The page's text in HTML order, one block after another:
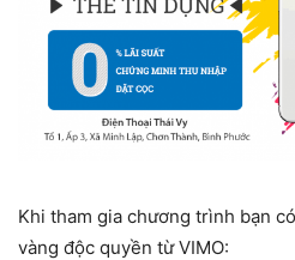
Khi tham gia chương trình bạn
vàng độc quyền từ VIMO: